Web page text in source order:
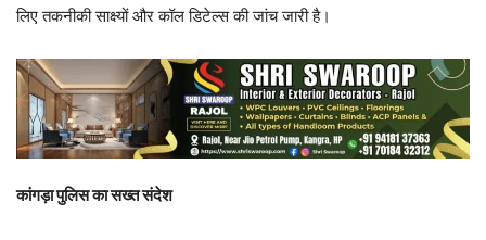
लिए तकनीकी साक्ष्यों और कॉल डिटेल्स की जांच जारी है।
कांगड़ा पुलिस का सख्त संदेश